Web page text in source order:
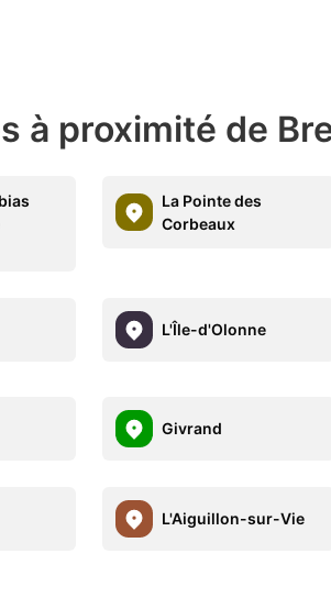
à proximité de
La Pointe des
Corbeaux
L'Île-d'Olonne
Givrand
L'Aiguillon-sur-Vie